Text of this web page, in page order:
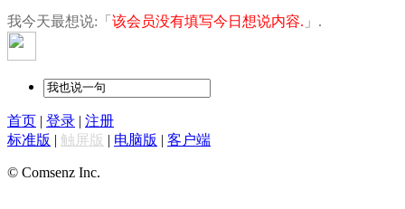
我今天最想说:「 该会员没有填写今日想说内容. 」.
首页 | 登录 | 注册
标准版 | 触屏版 | 电脑版 | 客户端
© Comsenz Inc.